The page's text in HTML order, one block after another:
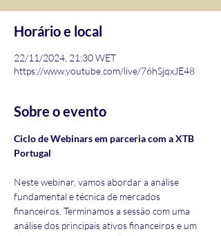
Horário e local
22/11/2024, 21:30 WET
https://www.youtube.com/live/76hSjqxJE48
Sobre o evento
Ciclo de Webinars em parceria com a XTB
Portugal
Neste webinar, vamos abordar a análise
fundamental e técnica de mercados
financeiros. Terminamos a sessão com uma
análise dos principais ativos financeiros e um